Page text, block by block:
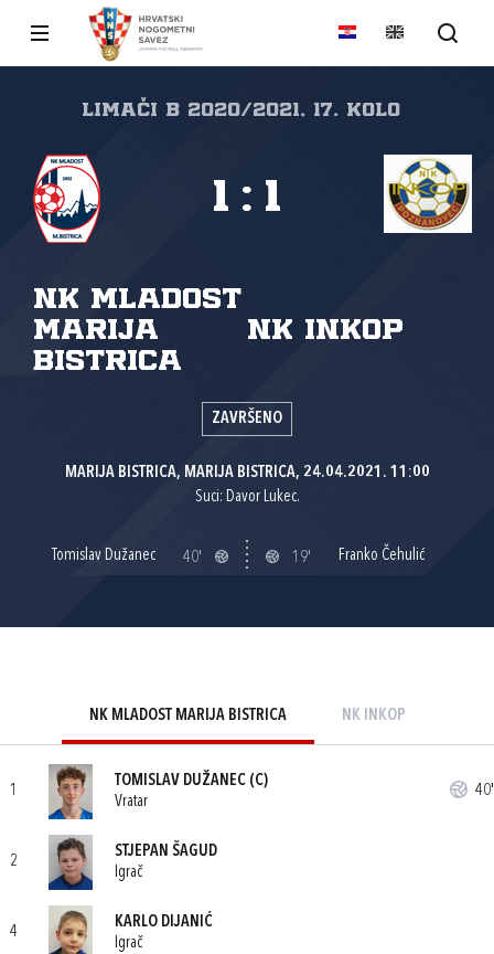
LIMAČI B 2020/2021, 17. kolo
NK Mladost
Marija
Bistrica
NK Inkop
1 : 1
ZAVRŠENO
MARIJA BISTRICA, MARIJA BISTRICA, 24.04.2021. 11:00
Suci: Davor Lukec.
Tomislav Dužanec 40' 19' Franko Čehulić
NK MLADOST MARIJA BISTRICA NK INKOP
1
TOMISLAV DUŽANEC (C)
Vratar
40'
2
STJEPAN ŠAGUD
Igrač
4
KARLO DIJANIĆ
Igrač